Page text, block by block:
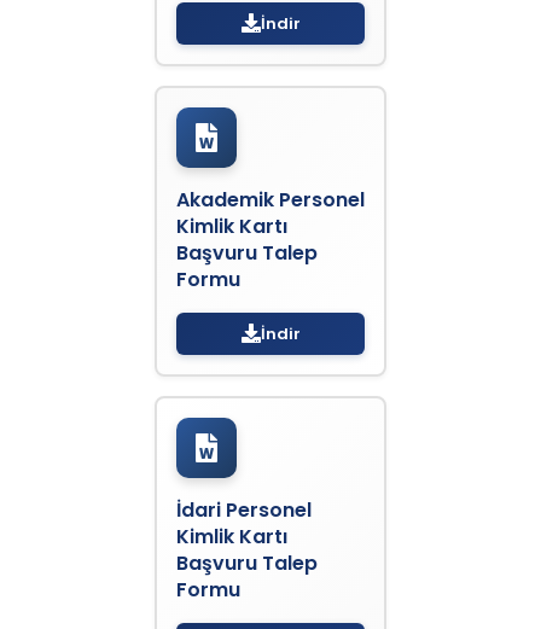
İndir
Akademik Personel
Kimlik Kartı
Başvuru Talep
Formu
İndir
İdari Personel
Kimlik Kartı
Başvuru Talep
Formu